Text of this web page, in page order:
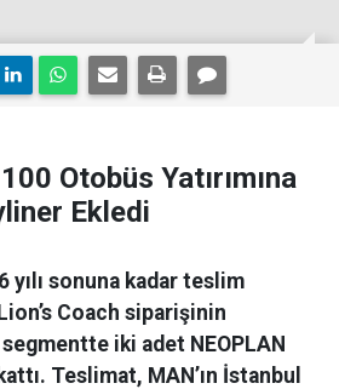
Otobüs Yatırımına
Ekledi
sonuna kadar teslim
Coach siparişinin
iki adet NEOPLAN
Teslimat, MAN’ın İstanbul